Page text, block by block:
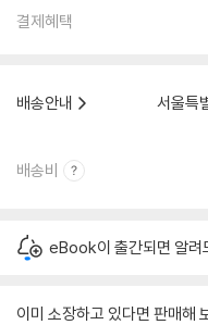
결제혜택
배송안내
서울특
배송비
eBook이 출간되면 알려
이미 소장하고 있다면 판매해